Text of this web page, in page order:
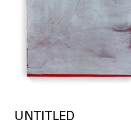
UNTITLED